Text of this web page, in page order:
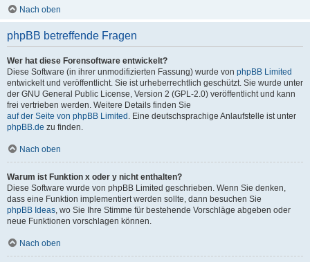
Nach oben
phpBB betreffende Fragen
Wer hat diese Forensoftware entwickelt?
Diese Software (in ihrer unmodifizierten Fassung) wurde von phpBB Limited
entwickelt und veröffentlicht. Sie ist urheberrechtlich geschützt. Sie wurde unter
der GNU General Public License, Version 2 (GPL-2.0) veröffentlicht und kann
frei vertrieben werden. Weitere Details finden Sie
auf der Seite von phpBB Limited . Eine deutschsprachige Anlaufstelle ist unter
phpBB.de zu finden.
Nach oben
Warum ist Funktion x oder y nicht enthalten?
Diese Software wurde von phpBB Limited geschrieben. Wenn Sie denken,
dass eine Funktion implementiert werden sollte, dann besuchen Sie
phpBB Ideas, wo Sie Ihre Stimme für bestehende Vorschläge abgeben oder
neue Funktionen vorschlagen können.
Nach oben